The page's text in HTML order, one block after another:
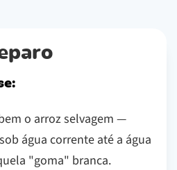
o arroz selvagem —
água corrente até a água
"goma" branca.